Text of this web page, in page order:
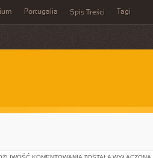
Portugalia Spis Treści Tagi
WENECJA